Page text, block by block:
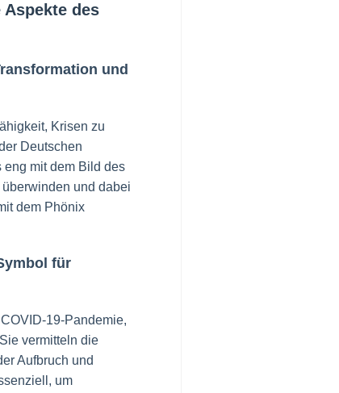
des
und
Krisen zu
Deutschen
mit dem Bild des
und dabei
dem Phönix
für
19-Pandemie,
vermitteln die
Aufbruch und
um